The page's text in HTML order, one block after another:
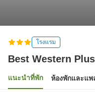
โรงแรม
Best Western
แนะนำที่พัก ห้องพักและแ